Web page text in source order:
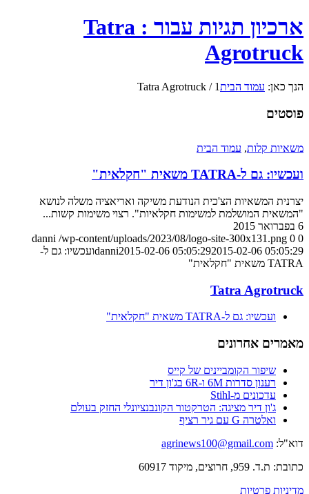
ארכיון תגיות עבור : Tatra
Agrotruck
הנך כאן: עמוד הבית1
/
Tatra Agrotruck
פוסטים
משאיות קלות, עמוד הבית
ועכשיו: גם ל-TATRA משאית "חקלאית"
יצרנית המשאיות הצ'כית הנודעת משיקה ואריאציה משלה לנושא
"המשאית המושלמת למשימות חקלאיות". רצוי משימות קשות...
6 בפברואר 2015
0
0
danni /wp-content/uploads/2023/08/logo-site-300x131.png
danni2015-02-06 05:05:292015-02-06 05:05:29
ועכשיו: גם ל-
TATRA משאית "חקלאית"
Tatra Agrotruck
ועכשיו: גם ל-TATRA משאית "חקלאית"
מאמרים אחרונים
שיפור הקומביינים של קייס
רענון סדרות 6M ו-6R בג'ון דיר
עדכונים מ-Stihl
ג'ון דיר מציגה: הטרקטור הקונבנציונלי החזק בעולם
ואלטרה G עם גיר רציף
דוא"ל: agrinews100@gmail.com
כתובת: ת.ד. 959, חרוצים, מיקוד 60917
מדיניות פרטיות